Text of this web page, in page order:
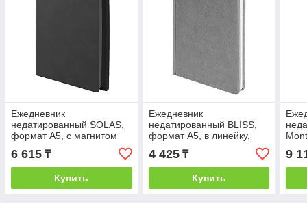
Ежедневник
недатированный SOLAS,
формат А5, с магнитом
темно-серый, кремовый
блок в линейку, Темно-
серый, -,
6 615 ₸
Купить
Ежедневник
недатированный BLISS,
формат А5, в линейку,
Серый, -, 24601 30
4 425₸
Купить
9